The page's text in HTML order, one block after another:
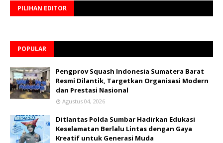
PILIHAN EDITOR
POPULAR
Pengprov Squash Indonesia Sumatera Barat
Resmi Dilantik, Targetkan Organisasi Modern
dan Prestasi Nasional
Agustus 04, 2026
Ditlantas Polda Sumbar Hadirkan Edukasi
Keselamatan Berlalu Lintas dengan Gaya
Kreatif untuk Generasi Muda